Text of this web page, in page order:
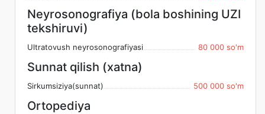
Neyrosonografiya (bola boshining UZI
tekshiruvi)
Ultratovush neyrosonografiyasi 80 000 so'm
Sunnat qilish (xatna)
Sirkumsiziya(sunnat) 500 000 so'm
Ortopediya